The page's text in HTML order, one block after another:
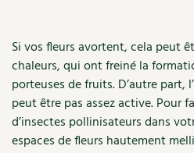
Recettes sans gluten
Recettes végétariennes et vegan
Habitat écologique
Entre abonné·es
Trucs & astuces
Expés
Si vos fleurs avortent, cela peut
chaleurs, qui ont freiné la
porteuses de fruits. D’autre part,
peut être pas assez active. Pour
d’insectes pollinisateurs dans
espaces de fleurs hautement